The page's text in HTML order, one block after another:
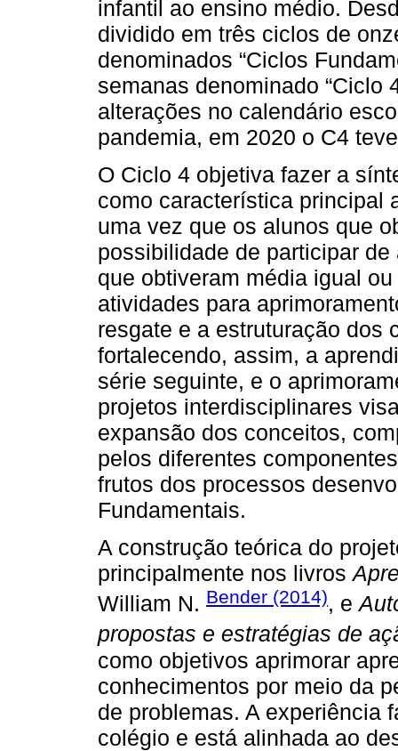
infantil ao ensino médio.
dividido em três ciclos de
denominados “Ciclos
semanas denominado “Ciclo
alterações no calendário
pandemia, em 2020 o C4
O Ciclo 4 objetiva fazer a
como característica principal
uma vez que os alunos que
possibilidade de participar
que obtiveram média igual
atividades para
resgate e a estruturação dos
fortalecendo, assim, a
série seguinte, e o
projetos interdisciplinares
expansão dos conceitos,
pelos diferentes
frutos dos processos
Fundamentais.
A construção teórica do
principalmente nos livros
William N. Bender (2014), e
propostas e estratégias de
como objetivos aprimorar
conhecimentos por meio da
de problemas. A experiência
colégio e está alinhada ao